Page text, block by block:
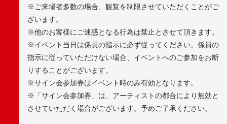
※ご来場者多数の場合、観覧を制限させていただくことがご
ざいます。
※他のお客様にご迷惑となる行為は禁止とさせて頂きます。
※イベント当日は係員の指示に必ず従ってください。係員の
指示に従っていただけない場合、イベントへのご参加をお断
りすることがございます。
※サイン会参加券はイベント時のみ有効となります。
※「サイン会参加券」は、アーティストの都合により無効と
させていただく場合がございます。予めご了承ください。